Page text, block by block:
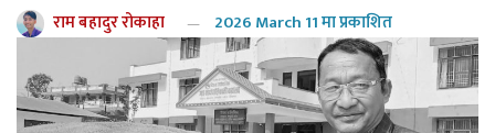
राम बहादुर रोकाहा 2026 March 11 मा प्रकाशित